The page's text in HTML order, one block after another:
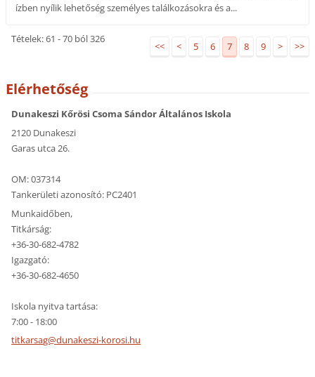
ízben nyílik lehetőség személyes találkozásokra és a...
Tételek: 61 - 70 ból 326
<< < 5 6 7 8 9 > >>
Elérhetőség
Dunakeszi Kőrösi Csoma Sándor Általános Iskola
2120 Dunakeszi
Garas utca 26.
OM: 037314
Tankerületi azonosító: PC2401
Munkaidőben,
Titkárság:
+36-30-682-4782
Igazgató:
+36-30-682-4650
Iskola nyitva tartása:
7:00 - 18:00
titkarsag@dunakeszi-korosi.hu